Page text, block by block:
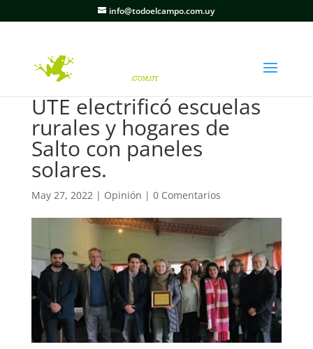
info@todoelcampo.com.uy
UTE electrificó escuelas
rurales y hogares de
Salto con paneles
solares.
May 27, 2022| Opinión | 0 Comentarios